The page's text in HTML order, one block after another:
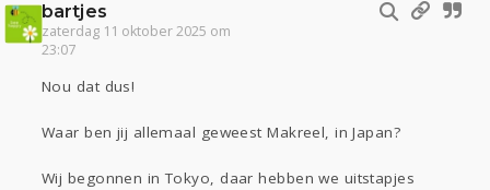
bartjes
zaterdag 11 oktober 2025 om
23:07
Nou dat dus!
Waar ben jij allemaal geweest Makreel, in Japan?
Wij begonnen in Tokyo, daar hebben we uitstapjes